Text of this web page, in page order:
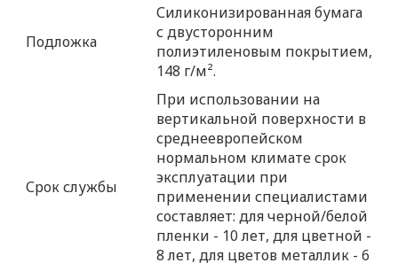
Подложка
Силиконизированная бумага
с двусторонним
полиэтиленовым покрытием,
148 г/м².
Срок службы
При использовании на
вертикальной поверхности в
среднеевропейском
нормальном климате срок
эксплуатации при
применении специалистами
составляет: для черной/белой
пленки - 10 лет, для цветной -
8 лет, для цветов металлик - 6